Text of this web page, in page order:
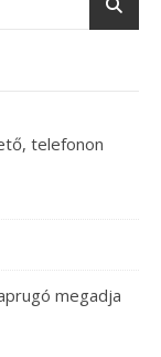
telefonon
megadja